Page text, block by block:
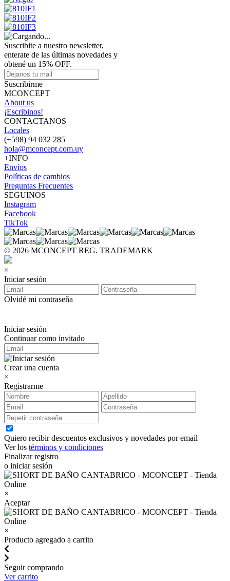
Suscribite a nuestro newsletter,
enterate de las últimas novedades y
obtené un 15% OFF.
Suscribirme
MCONCEPT
About us
¡Escribinos!
CONTACTANOS
Locales
(+598) 94 032 285
hola@mconcept.com.uy
+INFO
Envíos
Políticas de cambios
Preguntas Frecuentes
SEGUINOS
Instagram
Facebook
TikTok
© 2026 MCONCEPT REG. TRADEMARK
×
Iniciar sesión
Olvidé mi contraseña
Iniciar sesión
Continuar como invitado
Crear una cuenta
×
Registrarme
Quiero recibir descuentos exclusivos y novedades por email
Ver los términos y condiciones
Finalizar registro
o iniciar sesión
×
Aceptar
×
Producto agregado a carrito
Seguir comprando
Ver carrito